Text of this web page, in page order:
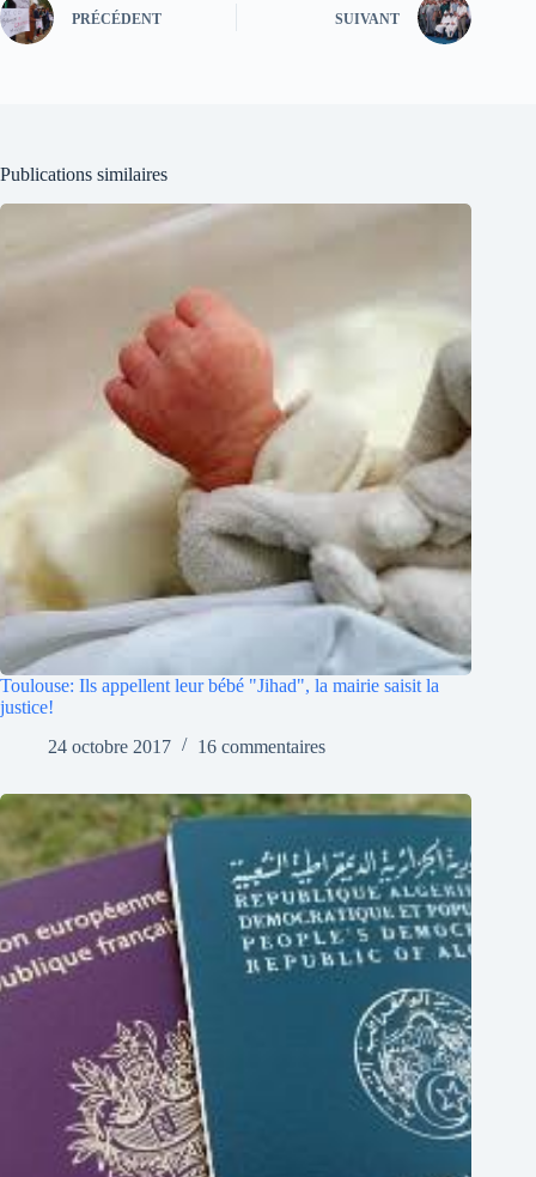
PRÉCÉDENT SUIVANT
Publications similaires
Toulouse: Ils appellent leur bébé "Jihad", la mairie saisit la
justice!
24 octobre 2017
16 commentaires